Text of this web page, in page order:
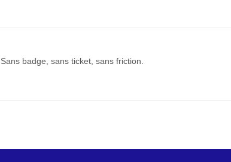
badge, sans ticket, sans friction.